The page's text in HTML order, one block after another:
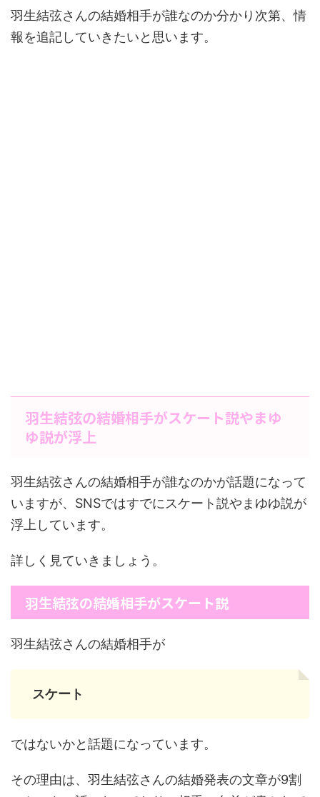
羽生結弦さんの結婚相手が誰なのか分かり次第、情
報を追記していきたいと思います。
羽生結弦の結婚相手がスケート説やまゆ
ゆ説が浮上
羽生結弦さんの結婚相手が誰なのかが話題になって
いますが、SNSではすでにスケート説やまゆゆ説が
浮上しています。
詳しく見ていきましょう。
羽生結弦の結婚相手がスケート説
羽生結弦さんの結婚相手が
スケート
ではないかと話題になっています。
その理由は、羽生結弦さんの結婚発表の文章が9割